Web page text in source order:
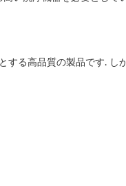
る高品質の製品です.